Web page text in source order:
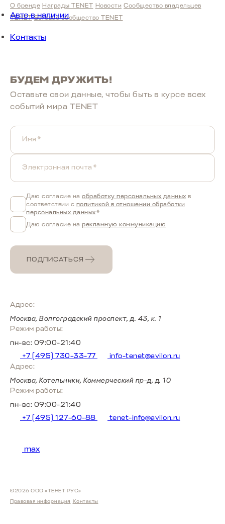
О бренде Награды TENET Новости Сообщество владельцев
TENET Беговое сообщество TENET
Авто в наличии
Контакты
БУДЕМ ДРУЖИТЬ!
Оставьте свои данные, чтобы быть в курcе всех
событий мира TENET
Имя*
Электронная почта*
Даю согласие на обработку персональных данных в
соответствии с политикой в отношении обработки
персональных данных*
Даю согласие на рекламную коммуникацию
ПОДПИСАТЬСЯ
Адрес:
Москва, Волгоградский проспект, д. 43, к. 1
Режим работы:
пн-вс: 09:00-21:40
+7 (495) 730-33-77
info-tenet@avilon.ru
Адрес:
Москва, Котельники, Коммерческий пр-д, д. 10
Режим работы:
пн-вс: 09:00-21:40
+7 (495) 127-60-88
tenet-info@avilon.ru
max
©2026 ООО «ТЕНЕТ РУС»
Правовая информация Контакты